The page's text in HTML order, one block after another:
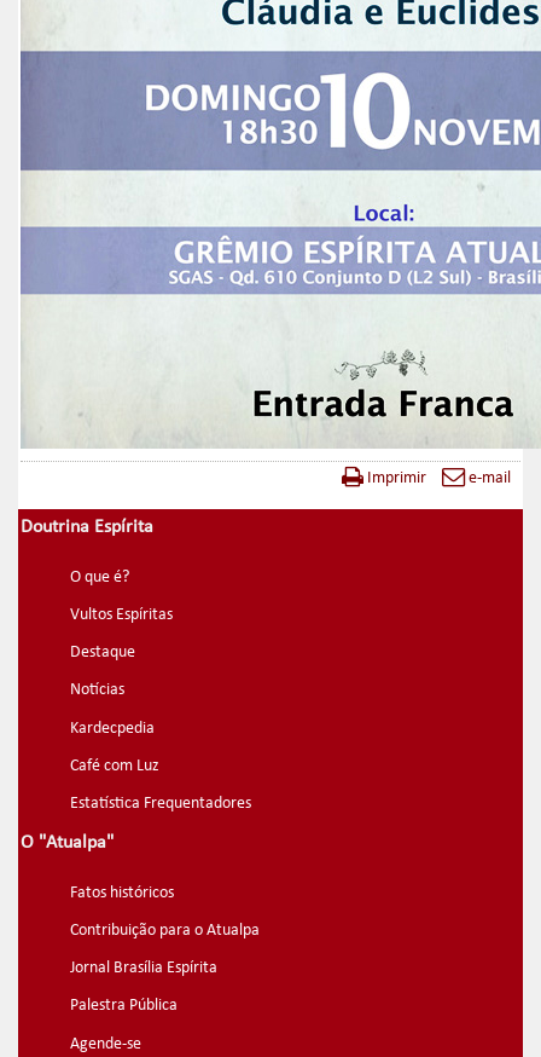
Imprimir e-mail
Doutrina Espírita
O que é?
Vultos Espíritas
Destaque
Notícias
Kardecpedia
Café com Luz
Estatística Frequentadores
O "Atualpa"
Fatos históricos
Contribuição para o Atualpa
Jornal Brasília Espírita
Palestra Pública
Agende-se